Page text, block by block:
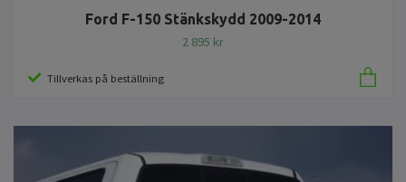
Ford F-150 Stänkskydd 2009-2014
2 895 kr
Tillverkas på beställning